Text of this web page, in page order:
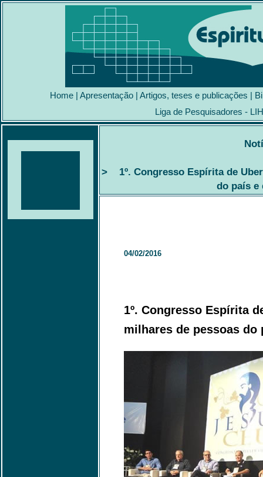
Home | Apresentação | Artigos, teses e publicações |
Liga de Pesquisadores -
> 1º. Congresso Espírita de
do país e
04/02/2016
1º. Congresso Espírita
milhares de pessoas do